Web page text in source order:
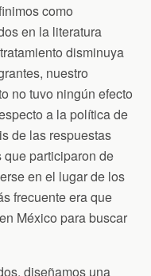
como
en la literatura
disminuya
nuestro
no tuvo ningún efecto
a la política de
de las respuestas
participaron de
en el lugar de los
frecuente era que
México para buscar
diseñamos una